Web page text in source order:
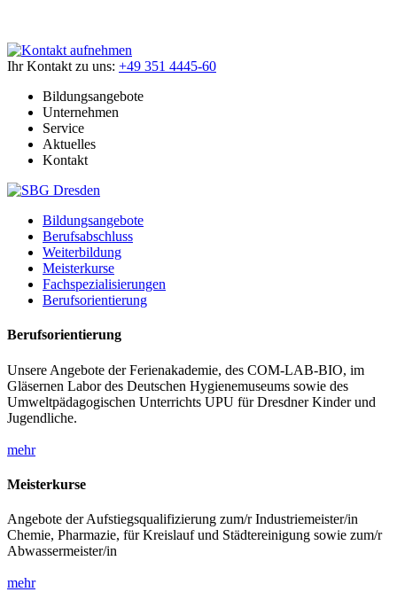
Ihr Kontakt zu uns: +49 351 4445-60
Bildungsangebote
Unternehmen
Service
Aktuelles
Kontakt
Bildungsangebote
Berufsabschluss
Weiterbildung
Meisterkurse
Fachspezialisierungen
Berufsorientierung
Berufsorientierung
Unsere Angebote der Ferienakademie, des COM-LAB-BIO, im
Gläsernen Labor des Deutschen Hygienemuseums sowie des
Umweltpädagogischen Unterrichts UPU für Dresdner Kinder und
Jugendliche.
mehr
Meisterkurse
Angebote der Aufstiegsqualifizierung zum/r Industriemeister/in
Chemie, Pharmazie, für Kreislauf und Städtereinigung sowie zum/r
Abwassermeister/in
mehr